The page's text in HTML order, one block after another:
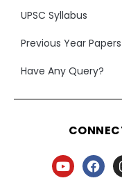
UPSC Syllabus
Previous Year Papers
Have Any Query?